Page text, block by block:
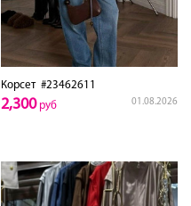
Корсет#23462611
01.08.2026
2,300руб